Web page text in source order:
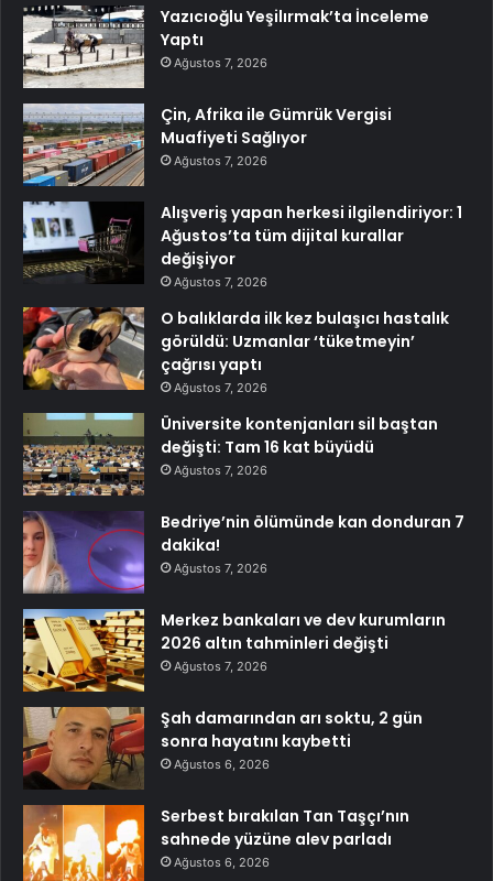
Yazıcıoğlu Yeşilırmak’ta İnceleme
Yaptı
Ağustos 7, 2026
Çin, Afrika ile Gümrük Vergisi
Muafiyeti Sağlıyor
Ağustos 7, 2026
Alışveriş yapan herkesi ilgilendiriyor: 1
Ağustos’ta tüm dijital kurallar
değişiyor
Ağustos 7, 2026
O balıklarda ilk kez bulaşıcı hastalık
görüldü: Uzmanlar ‘tüketmeyin’
çağrısı yaptı
Ağustos 7, 2026
Üniversite kontenjanları sil baştan
değişti: Tam 16 kat büyüdü
Ağustos 7, 2026
Bedriye’nin ölümünde kan donduran 7
dakika!
Ağustos 7, 2026
Merkez bankaları ve dev kurumların
2026 altın tahminleri değişti
Ağustos 7, 2026
Şah damarından arı soktu, 2 gün
sonra hayatını kaybetti
Ağustos 6, 2026
Serbest bırakılan Tan Taşçı’nın
sahnede yüzüne alev parladı
Ağustos 6, 2026